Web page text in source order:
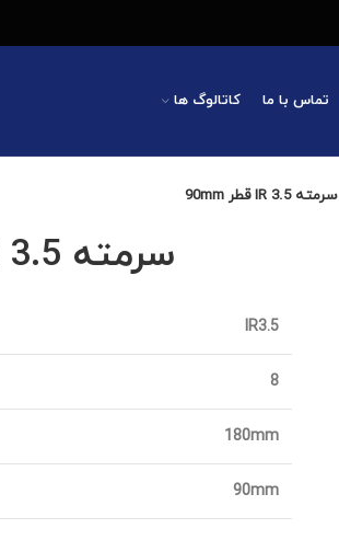
تماس با ما کاتالوگ ها
سرمته IR 3.5 قطر 90mm
سرمته IR 3.5 قطر 90mm
IR3.5
8
180mm
90mm